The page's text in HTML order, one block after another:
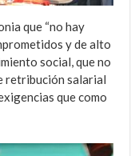
que “no hay
y de alto
social, que no
retribución salarial
que como